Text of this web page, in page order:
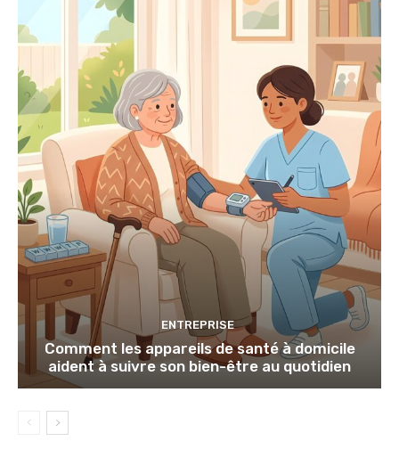
ENTREPRISE
Comment les appareils de santé à domicile
aident à suivre son bien-être au quotidien